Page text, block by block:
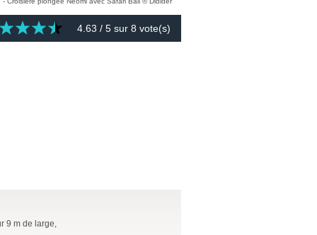
4.63 / 5 sur 8 vote(s)
9 m de large,